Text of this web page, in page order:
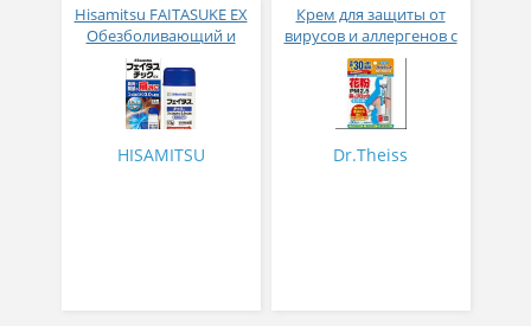
Hisamitsu FAITASUKE EX
Обезболивающий и
противовоспалительный
стик 53 гр
HISAMITSU
Крем для защиты от
вирусов и аллергенов с
ароматом ментола 5 гр
Dr.Theiss